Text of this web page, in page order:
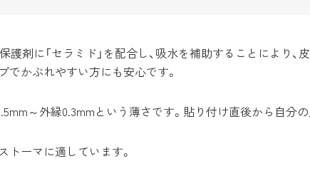
護剤に「セラミド」を配合し、吸水を補助することにより
でかぶれやすい方にも安心です。
～外縁0.3mmという薄さです。貼り付け直後から自分
トーマに適しています。